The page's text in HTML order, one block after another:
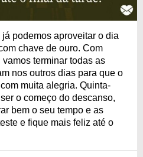
podemos aproveitar o dia
chave de ouro. Com
terminar todas as
nos outros dias para que o
muita alegria. Quinta-
o começo do descanso,
bem o seu tempo e as
e fique mais feliz até o